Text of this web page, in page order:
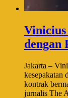
dengan
Jakarta –
kesepakatan
kontrak
jurnalis The